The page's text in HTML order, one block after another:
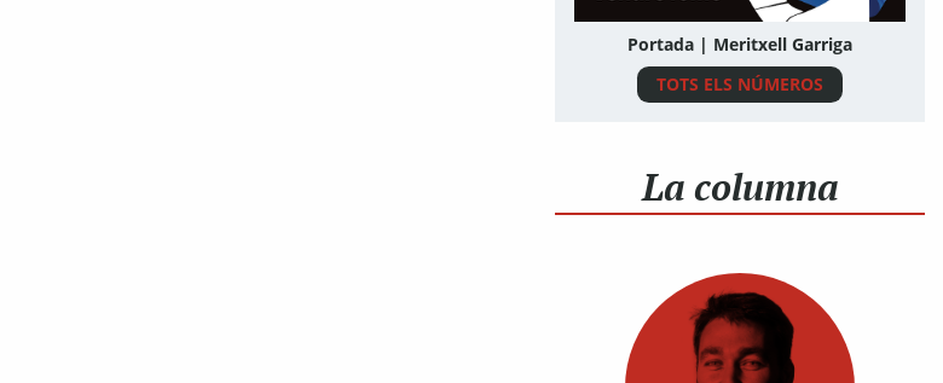
Portada | Meritxell Garriga
TOTS ELS NÚMEROS
La columna